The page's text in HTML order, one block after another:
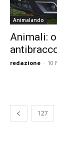
Animalando
Animali:
redazione - 10
127